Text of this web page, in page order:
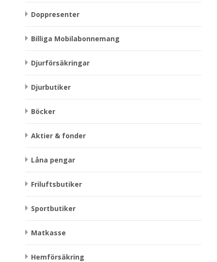
Doppresenter
Billiga Mobilabonnemang
Djurförsäkringar
Djurbutiker
Böcker
Aktier & fonder
Låna pengar
Friluftsbutiker
Sportbutiker
Matkasse
Hemförsäkring